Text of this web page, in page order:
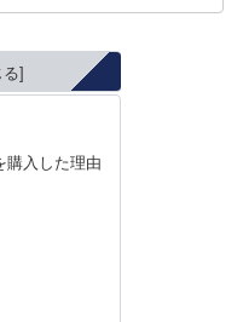
購入した理由